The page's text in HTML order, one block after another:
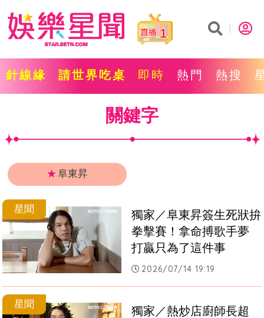
1
針線緣 請世界吃桌 即時 熱門 熱搜
關鍵字
★阜東昇
星聞
獨家／阜東昇簽生死狀拚
拳擊賽！拿命搏歌手夢
打贏只為了這件事
2026/07/14 19:19
星聞
獨家／熱炒店廚師長超